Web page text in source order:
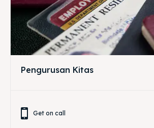
Pengurusan Kitas
Get on call